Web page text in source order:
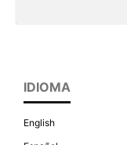
IDIOMA
English